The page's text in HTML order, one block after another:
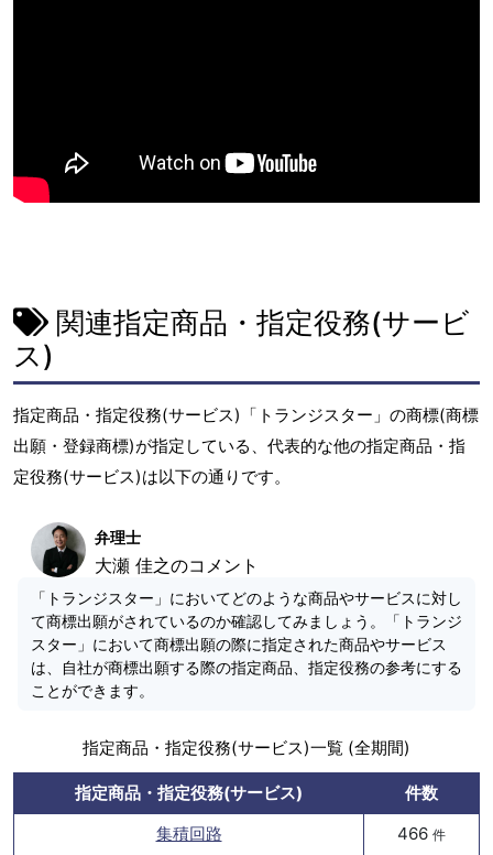
関連指定商品・指定役務(サービ
ス)
指定商品・指定役務(サービス)「トランジスター」の商標(商標
出願・登録商標)が指定している、代表的な他の指定商品・指
定役務(サービス)は以下の通りです。
弁理士
大瀬 佳之のコメント
「トランジスター」においてどのような商品やサービスに対し
て商標出願がされているのか確認してみましょう。「トランジ
スター」において商標出願の際に指定された商品やサービス
は、自社が商標出願する際の指定商品、指定役務の参考にする
ことができます。
指定商品・指定役務(サービス)一覧 (全期間)
指定商品・指定役務(サービス)
件数
集積回路
466 件